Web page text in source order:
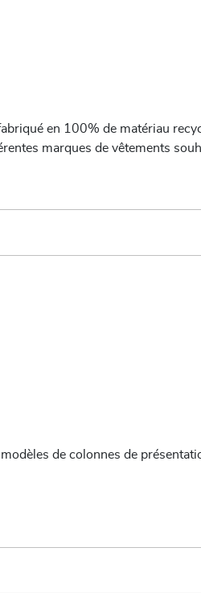
en 100% de matériau
marques de vêtements
de colonnes de